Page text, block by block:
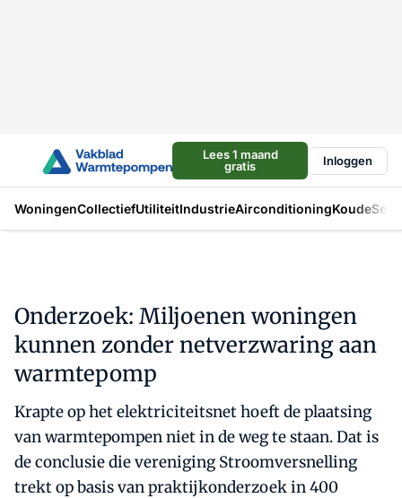
Lees 1 maand
gratis
Inloggen
WoningenCollectiefUtiliteitIndustrieAirconditioningKoude
Onderzoek: Miljoenen woningen
kunnen zonder netverzwaring aan
warmtepomp
Krapte op het elektriciteitsnet hoeft de plaatsing
van warmtepompen niet in de weg te staan. Dat is
de conclusie die vereniging Stroomversnelling
trekt op basis van praktijkonderzoek in 400